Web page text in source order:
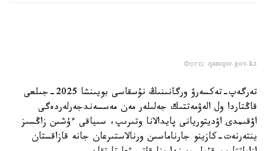
Фото: qamqor.gov.kz
تەرگەپ-تەكسەرۋ ورگانىنىڭ نۇسقاسى بويىنشا 2025-جىلعى
قاڭتاردا ول الەۋمەتتىك جەلىلەر مەن مەسسەندجەرلەردەگى
اۋقىمدى اۋديتوريانى پايدالانا وتىرىپ، سىياقى ءۇشىن زاڭسىز
ينتەرنەت-كازينو جارناماسىن ورنالاستىرعان جانە قازاقستان